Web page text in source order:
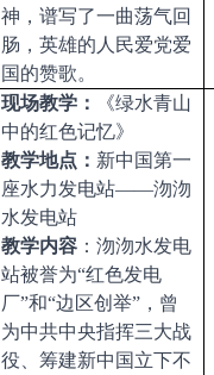
神，谱写了一曲荡气回
肠，英雄的人民爱党爱
国的赞歌。
现场教学：
《绿水青山
中的红色记忆》
教学地点： 新中国第一
座水力发电站——沕沕
水发电站
教学内容 ：沕沕水发电
站被誉为“红色发电
厂”和“边区创举”，曾
为中共中央指挥三大战
役、筹建新中国立下不